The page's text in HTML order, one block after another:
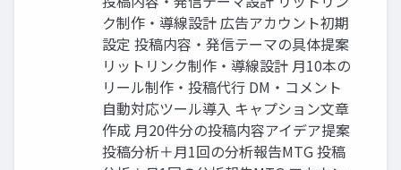
ク制作・導線設計 広告アカウント初期
設定 投稿内容・発信テーマの具体提案
リットリンク制作・導線設計 月10本の
リール制作・投稿代行 DM・コメント
自動対応ツール導入 キャプション文章
作成 月20件分の投稿内容アイデア提案
投稿分析＋月1回の分析報告MTG 投稿